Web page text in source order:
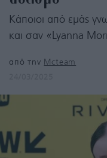
Κάποιοι από εμάς
και σαν «Lyanna
από την Mcteam